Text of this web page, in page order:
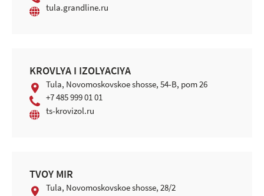
tula.grandline.ru
KROVLYA I IZOLYAСIYA
Tula, Novomoskovskoe shosse, 54-B, pom 26
+7 485 999 01 01
ts-krovizol.ru
TVOY MIR
Tula, Novomoskovskoe shosse, 28/2